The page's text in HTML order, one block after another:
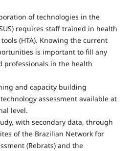
of technologies in the
requires staff trained in health
(HTA). Knowing the current
is important to fill any
professionals in the health
and capacity building
assessment available at
level.
with secondary data, through
of the Brazilian Network for
(Rebrats) and the